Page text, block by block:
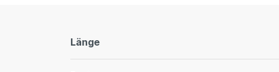
Länge